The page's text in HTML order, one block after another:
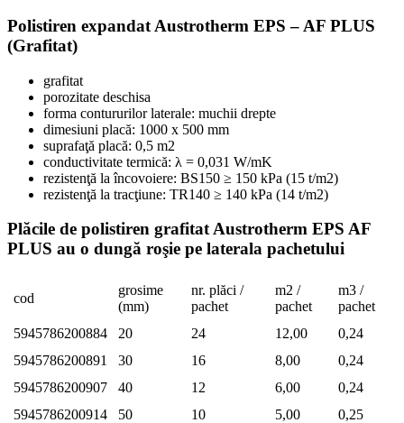
Polistiren expandat Austrotherm EPS – AF PLUS
(Grafitat)
grafitat
porozitate deschisa
forma contururilor laterale: muchii drepte
dimesiuni placă: 1000 x 500 mm
suprafaţă placă: 0,5 m2
conductivitate termică: λ = 0,031 W/mK
rezistenţă la încovoiere: BS150 ≥ 150 kPa (15 t/m2)
rezistenţă la tracţiune: TR140 ≥ 140 kPa (14 t/m2)
Plăcile de polistiren grafitat Austrotherm EPS AF
PLUS au o dungă roşie pe laterala pachetului
cod
grosime
(mm)
nr. plăci /
pachet
m2 /
pachet
m3 /
pachet
5945786200884
20 24 12,00
0,24
5945786200891
30 16 8,00
0,24
5945786200907
40 12 6,00
0,24
5945786200914
50 10 5,00
0,25